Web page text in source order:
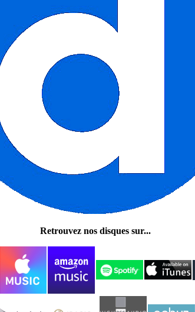
Retrouvez nos disques sur...